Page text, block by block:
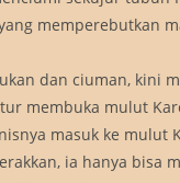
memperebutkan
dan ciuman, kini
membuka mulut
masuk ke mulut
ia hanya bisa